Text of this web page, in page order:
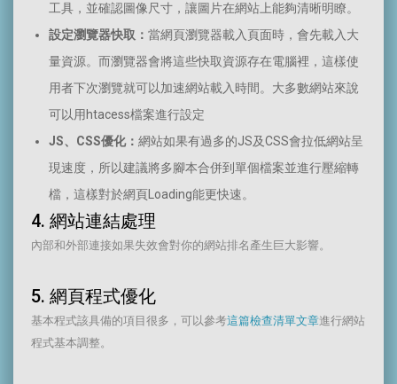
工具，並確認圖像尺寸，讓圖片在網站上能夠清晰明瞭。
設定瀏覽器快取： 當網頁瀏覽器載入頁面時，會先載入大
量資源。而瀏覽器會將這些快取資源存在電腦裡，這樣使
用者下次瀏覽就可以加速網站載入時間。大多數網站來說
可以用htacess檔案進行設定
JS、CSS優化： 網站如果有過多的JS及CSS會拉低網站呈
現速度，所以建議將多腳本合併到單個檔案並進行壓縮轉
檔，這樣對於網頁Loading能更快速。
4. 網站連結處理
內部和外部連接如果失效會對你的網站排名產生巨大影響。
5. 網頁程式優化
基本程式該具備的項目很多，可以參考這篇檢查清單文章進行網站
程式基本調整。